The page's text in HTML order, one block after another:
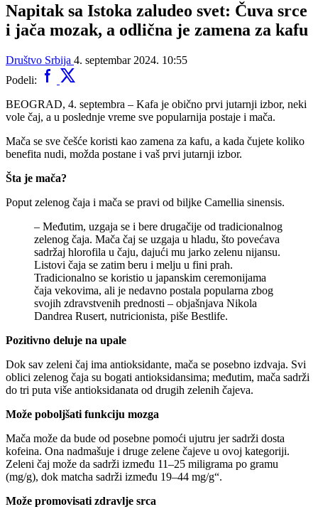
Napitak sa Istoka zaludeo svet: Čuva srce
i jača mozak, a odlična je zamena za kafu
Društvo Srbija 4. septembar 2024. 10:55
Podeli:
BEOGRAD, 4. septembra – Kafa je obično prvi jutarnji izbor, neki
vole čaj, a u poslednje vreme sve popularnija postaje i mača.
Mača se sve češće koristi kao zamena za kafu, a kada čujete koliko
benefita nudi, možda postane i vaš prvi jutarnji izbor.
Šta je mača?
Poput zelenog čaja i mača se pravi od biljke Camellia sinensis.
– Međutim, uzgaja se i bere drugačije od tradicionalnog
zelenog čaja. Mača čaj se uzgaja u hladu, što povećava
sadržaj hlorofila u čaju, dajući mu jarko zelenu nijansu.
Listovi čaja se zatim beru i melju u fini prah.
Tradicionalno se koristio u japanskim ceremonijama
čaja vekovima, ali je nedavno postala popularna zbog
svojih zdravstvenih prednosti – objašnjava Nikola
Dandrea Rusert, nutricionista, piše Bestlife.
Pozitivno deluje na upale
Dok sav zeleni čaj ima antioksidante, mača se posebno izdvaja. Svi
oblici zelenog čaja su bogati antioksidansima; međutim, mača sadrži
do tri puta više antioksidanata od drugih zelenih čajeva.
Može poboljšati funkciju mozga
Mača može da bude od posebne pomoći ujutru jer sadrži dosta
kofeina. Ona nadmašuje i druge zelene čajeve u ovoj kategoriji.
Zeleni čaj može da sadrži između 11–25 miligrama po gramu
(mg/g), dok matcha sadrži između 19–44 mg/g“.
Može promovisati zdravlje srca